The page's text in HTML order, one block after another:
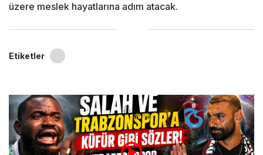
üzere meslek hayatlarına adım atacak.
Etiketler